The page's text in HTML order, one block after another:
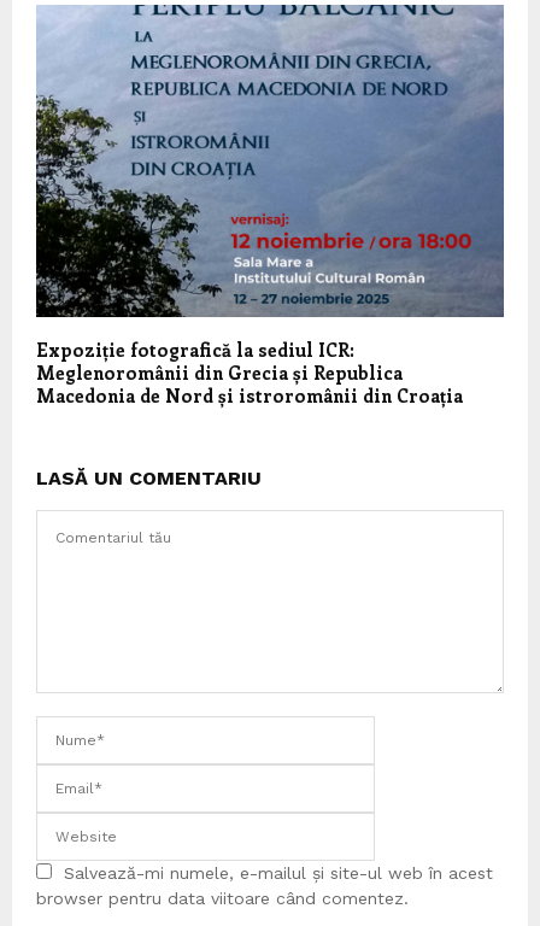
Expoziție fotografică la sediul ICR:
Meglenoromânii din Grecia și Republica
Macedonia de Nord și istroromânii din Croația
LASĂ UN COMENTARIU
Salvează-mi numele, e-mailul și site-ul web în acest
browser pentru data viitoare când comentez.